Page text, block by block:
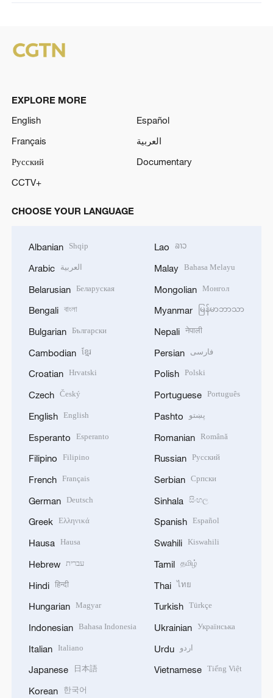
EXPLORE MORE
English
Español
Français
العربية
Русский
Documentary
CCTV+
CHOOSE YOUR LANGUAGE
Albanian Shqip
Arabic العربية
Belarusian Беларуская
Bengali বাংলা
Bulgarian Български
Cambodian ខ្មែរ
Croatian Hrvatski
Czech Český
English English
Esperanto Esperanto
Filipino Filipino
French Français
German Deutsch
Greek Ελληνικά
Hausa Hausa
Hebrew עברית
Hindi हिन्दी
Hungarian Magyar
Indonesian Bahasa Indonesia
Italian Italiano
Japanese 日本語
Korean 한국어
Lao ລາວ
Malay Bahasa Melayu
Mongolian Монгол
Myanmar မြန်မာဘာသာ
Nepali नेपाली
Persian فارسی
Polish Polski
Portuguese Português
Pashto پښتو
Romanian Română
Russian Русский
Serbian Српски
Sinhala සිංහල
Spanish Español
Swahili Kiswahili
Tamil தமிழ்
Thai ไทย
Turkish Türkçe
Ukrainian Українська
Urdu اردو
Vietnamese Tiếng Việt